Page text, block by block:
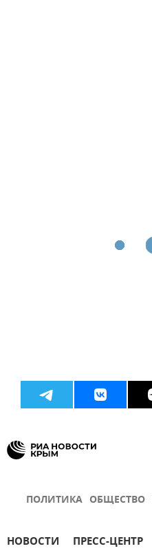
ПОЛИТИКА ОБЩЕСТВО
НОВОСТИ ПРЕСС-ЦЕНТР